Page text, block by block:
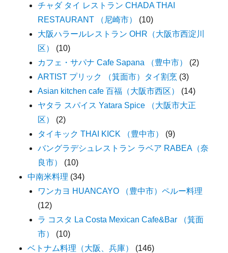
チャダ タイ レストラン CHADA THAI
RESTAURANT （尼崎市）
(10)
大阪ハラールレストラン OHR（大阪市西淀川
区）
(10)
カフェ・サパナ Cafe Sapana （豊中市）
(2)
ARTIST プリック （箕面市）タイ割烹 (3)
Asian kitchen cafe 百福（大阪市西区）
(14)
ヤタラ スパイス Yatara Spice （大阪市大正
区）
(2)
タイキック THAI KICK （豊中市）
(9)
バングラデシュレストラン ラベア RABEA（奈
良市）
(10)
中南米料理 (34)
ワンカヨ HUANCAYO （豊中市）ペルー料理
(12)
ラ コスタ La Costa Mexican Cafe&Bar （箕面
市）
(10)
ベトナム料理（大阪、兵庫）
(146)